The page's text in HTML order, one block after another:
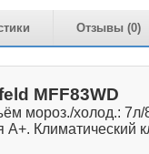
Отзывы (0)
MFF83WD
мороз./холод.: 7л/
A+.